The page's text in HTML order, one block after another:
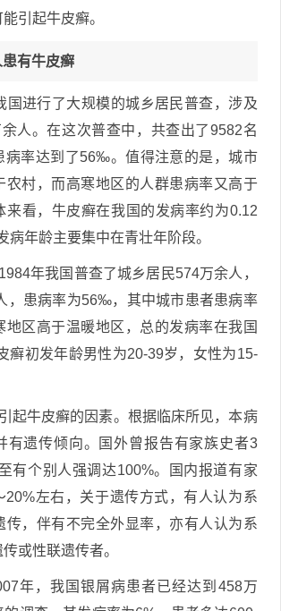
引起牛皮癣。
有牛皮癣
国进行了大规模的城乡居民普查，涉及
人。在这次普查中，共查出了9582名
病率达到了56‰。值得注意的是，城市
农村，而高寒地区的人群患病率又高于
来看，牛皮癣在我国的发病率约为0.12
病年龄主要集中在青壮年阶段。
年我国普查了城乡居民574万余人，
，患病率为56‰，其中城市患者患病率
地区高于温暖地区，总的发病率在我国
癣初发年龄男性为20-39岁，女性为15-
起牛皮癣的因素。根据临床所见，本病
有遗传倾向。国外曾报告有家族史者3
有个别人强调达100%。国内报道有家
20%左右，关于遗传方式，有人认为系
传，伴有不完全外显率，亦有人认为系
或性联遗传者。
年，我国银屑病患者已经达到458万